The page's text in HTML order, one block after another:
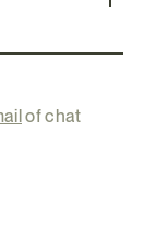
of chat